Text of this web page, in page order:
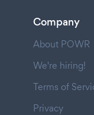
Company
About POWR
We're hiring!
Terms of
Privacy